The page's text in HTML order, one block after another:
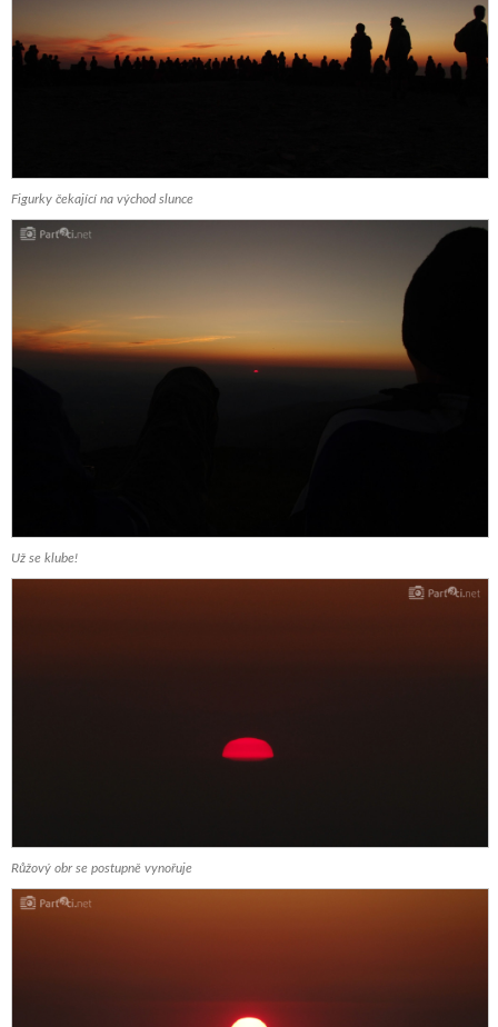
Figurky čekající na východ slunce
Už se klube!
Růžový obr se postupně vynořuje